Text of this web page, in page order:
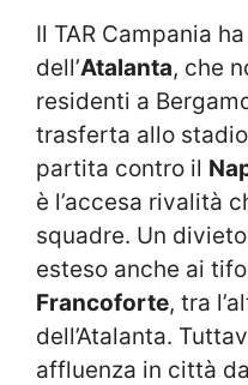
Il TAR Campania
dell’Atalanta, che
residenti a
trasferta allo
partita contro il
è l’accesa rivalità
squadre. Un
esteso anche ai
Francoforte, tra
dell’Atalanta.
affluenza in città